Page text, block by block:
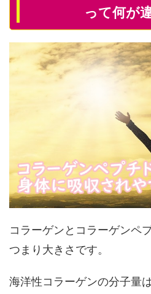
って何が
コラーゲンとコラーゲンペ
つまり大きさです。
海洋性コラーゲンの分子量